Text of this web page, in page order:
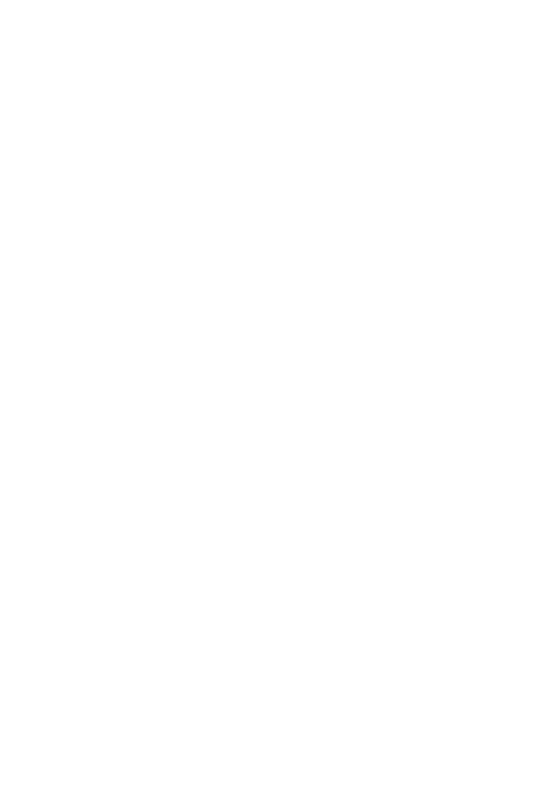
了承ください。
き作成されるも
をご了承くださ
御機器販売店・
ようお願いしま
社の共同利用者
」に記載されて
ず変更すること
下、フタル酸ジブチ
はありません。
年1月12日よ
ない年数を意
要な手段を講じ
これらの製造装
、取り引きをい
ムロン制御